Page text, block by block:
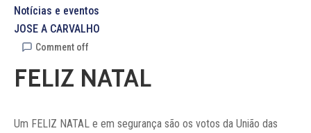
Património
Documentação
Serviços
Notícias e eventos
JOSE A CARVALHO
Comment off
FELIZ NATAL
Um FELIZ NATAL e em segurança são os votos da União das